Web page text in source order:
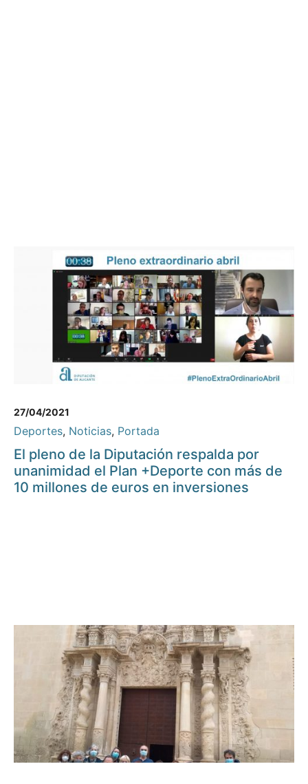
27/04/2021
Deportes, Noticias, Portada
El pleno de la Diputación respalda por
unanimidad el Plan +Deporte con más de
10 millones de euros en inversiones